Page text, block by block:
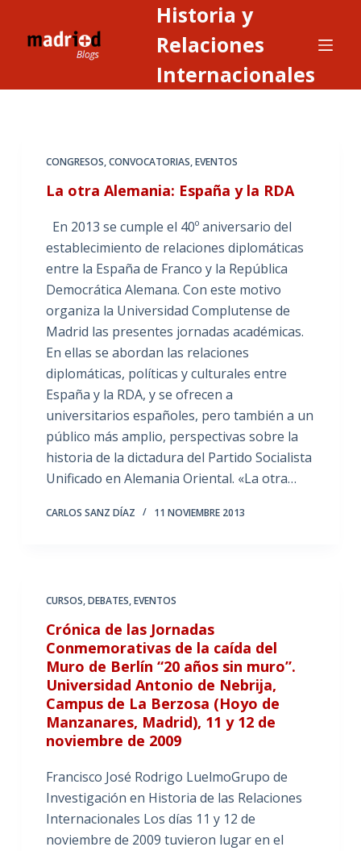
Historia y
Relaciones
Internacionales
CONGRESOS,CONVOCATORIAS,EVENTOS
La otra Alemania: España y la RDA
En 2013 se cumple el 40º aniversario del
establecimiento de relaciones diplomáticas
entre la España de Franco y la República
Democrática Alemana. Con este motivo
organiza la Universidad Complutense de
Madrid las presentes jornadas académicas.
En ellas se abordan las relaciones
diplomáticas, políticas y culturales entre
España y la RDA, y se ofrecen a
universitarios españoles, pero también a un
público más amplio, perspectivas sobre la
historia de la dictadura del Partido Socialista
Unificado en Alemania Oriental. «La otra…
CARLOS SANZ DÍAZ 11 NOVIEMBRE 2013
CURSOS,DEBATES,EVENTOS
Crónica de las Jornadas
Conmemorativas de la caída del
Muro de Berlín “20 años sin muro”.
Universidad Antonio de Nebrija,
Campus de La Berzosa (Hoyo de
Manzanares, Madrid), 11 y 12 de
noviembre de 2009
Francisco José Rodrigo LuelmoGrupo de
Investigación en Historia de las Relaciones
Internacionales Los días 11 y 12 de
noviembre de 2009 tuvieron lugar en el